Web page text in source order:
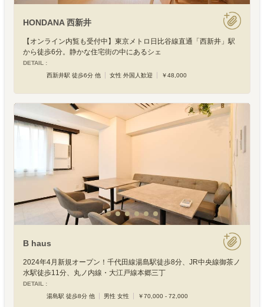
HONDANA 西新井
【オンライン内覧も受付中】東京メトロ日比谷線直通「西新井」駅
から徒歩6分。静かな住宅街の中にあるシェ
DETAIL :
西新井駅 徒歩6分 他
女性 外国人歓迎 ￥48,000
B haus
2024年4月新規オープン！千代田線湯島駅徒歩8分、JR中央線御茶ノ
水駅徒歩11分、丸ノ内線・大江戸線本郷三丁
DETAIL :
湯島駅 徒歩8分 他
男性 女性 ￥70,000 - 72,000